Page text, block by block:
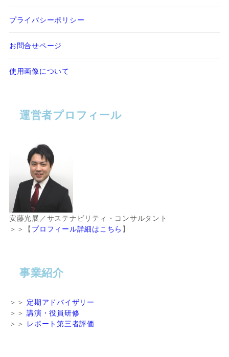
プライバシーポリシー
お問合せページ
使用画像について
運営者プロフィール
安藤光展／サステナビリティ・コンサルタント
＞＞【 プロフィール詳細はこちら 】
事業紹介
＞＞ 定期アドバイザリー
＞＞講演・役員研修
＞＞ レポート第三者評価